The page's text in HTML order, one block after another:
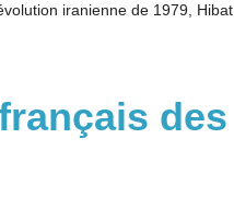
iranienne de 1979, Hibat
des